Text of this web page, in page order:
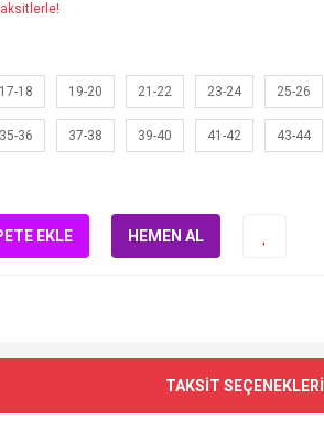
17-18 19-20 21-22 23-24 25-26
35-36 37-38 39-40 41-42 43-44
EKLE HEMEN AL
TAKSİT SEÇENEKLERİ